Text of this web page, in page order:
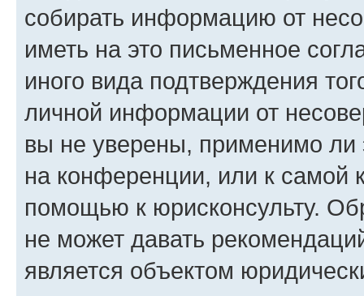
собирать информацию от
иметь на это письменное
иного вида подтверждения
личной информации от
вы не уверены, применимо ли
на конференции, или к самой
помощью к юрисконсульту.
не может давать
является объектом